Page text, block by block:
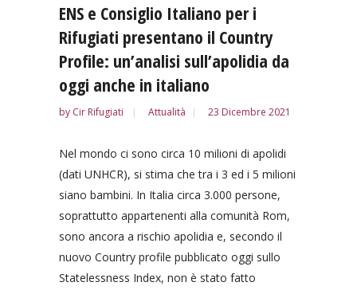
ENS e Consiglio Italiano per i
Rifugiati presentano il Country
Profile: un’analisi sull’apolidia da
oggi anche in italiano
by Cir Rifugiati Attualità 23 Dicembre 2021
Nel mondo ci sono circa 10 milioni di apolidi
(dati UNHCR), si stima che tra i 3 ed i 5 milioni
siano bambini. In Italia circa 3.000 persone,
soprattutto appartenenti alla comunità Rom,
sono ancora a rischio apolidia e, secondo il
nuovo Country profile pubblicato oggi sullo
Statelessness Index, non è stato fatto